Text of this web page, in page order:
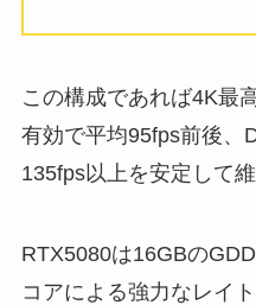
この構成であれば4K最
有効で平均95fps前後、
135fps以上を安定して
RTX5080は16GBの
コアによる強力なレイ